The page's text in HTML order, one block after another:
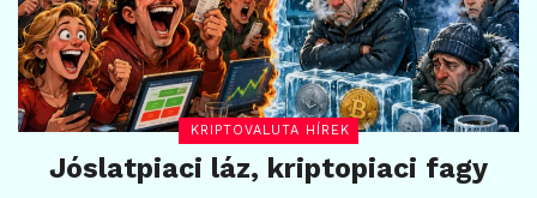
KRIPTOVALUTA HÍREK
Jóslatpiaci láz, kriptopiaci fagy